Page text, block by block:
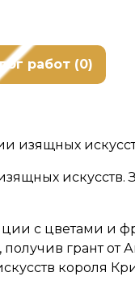
работ (0)
изящных
искусств.
с цветами и
грант от
короля